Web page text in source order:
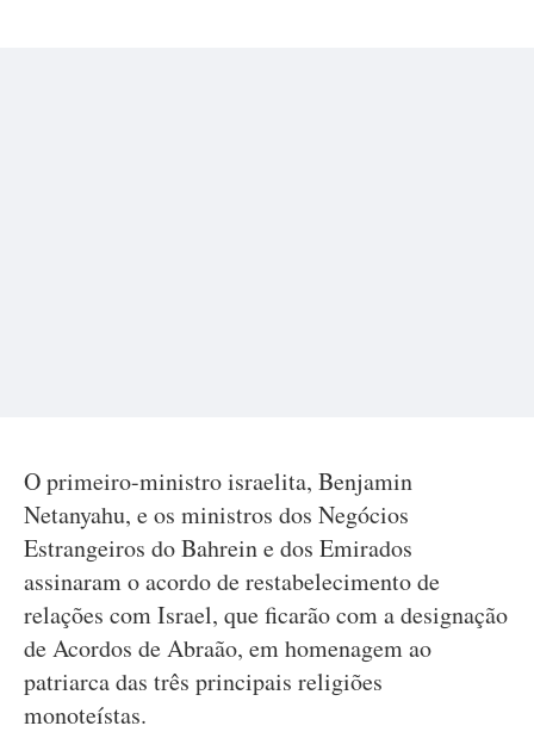
O primeiro-ministro israelita, Benjamin
Netanyahu, e os ministros dos Negócios
Estrangeiros do Bahrein e dos Emirados
assinaram o acordo de restabelecimento de
relações com Israel, que ficarão com a designação
de Acordos de Abraão, em homenagem ao
patriarca das três principais religiões
monoteístas.